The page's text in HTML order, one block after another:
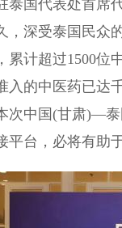
国代表处首席代
，深受泰国民众
累计超过1500位
入的中医药已达
次中国(甘肃)—
平台，必将有助